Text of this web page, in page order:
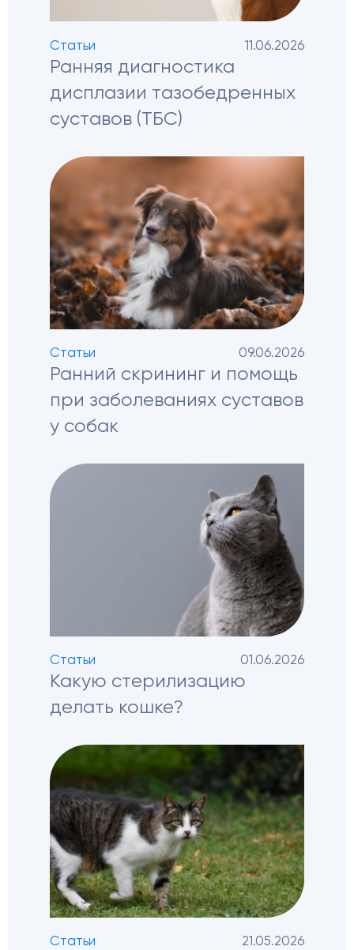
Статьи 11.06.2026
Ранняя диагностика
дисплазии тазобедренных
суставов (ТБС)
Статьи 09.06.2026
Ранний скрининг и помощь
при заболеваниях суставов
у собак
Статьи 01.06.2026
Какую стерилизацию
делать кошке?
Статьи 21.05.2026